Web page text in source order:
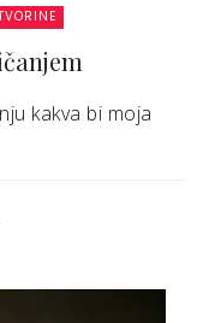
kakva bi moja